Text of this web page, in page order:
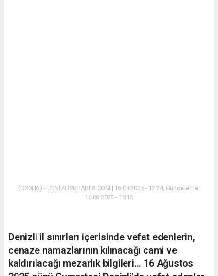
(D20HA) - DENİZLİ20HABER.COM | 16.08.2025 - 12:24, Güncelleme:
16.08.2025 - 18:12
Denizli il sınırları içerisinde vefat edenlerin,
cenaze namazlarının kılınacağı cami ve
kaldırılacağı mezarlık bilgileri... 16 Ağustos